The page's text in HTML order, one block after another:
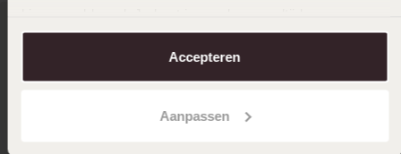
aanpassen. Lees er meer over in onscookiebeleid.
Accepteren
Aanpassen